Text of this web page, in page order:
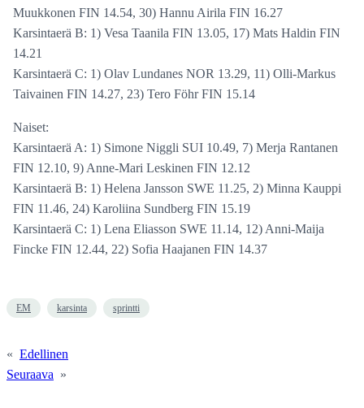
Muukkonen FIN 14.54, 30) Hannu Airila FIN 16.27
Karsintaerä B: 1) Vesa Taanila FIN 13.05, 17) Mats Haldin FIN
14.21
Karsintaerä C: 1) Olav Lundanes NOR 13.29, 11) Olli-Markus
Taivainen FIN 14.27, 23) Tero Föhr FIN 15.14
Naiset:
Karsintaerä A: 1) Simone Niggli SUI 10.49, 7) Merja Rantanen
FIN 12.10, 9) Anne-Mari Leskinen FIN 12.12
Karsintaerä B: 1) Helena Jansson SWE 11.25, 2) Minna Kauppi
FIN 11.46, 24) Karoliina Sundberg FIN 15.19
Karsintaerä C: 1) Lena Eliasson SWE 11.14, 12) Anni-Maija
Fincke FIN 12.44, 22) Sofia Haajanen FIN 14.37
EM karsinta sprintti
« Edellinen
Seuraava »